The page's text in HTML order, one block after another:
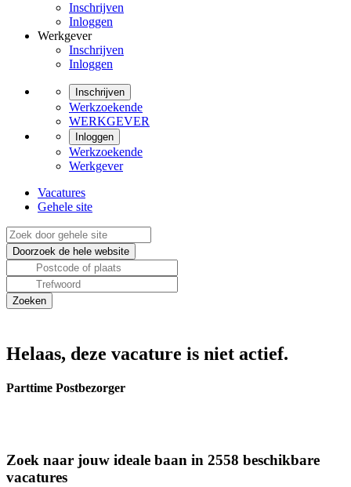
Inschrijven
Inloggen
Werkgever
Inschrijven
Inloggen
Inschrijven
Werkzoekende
WERKGEVER
Inloggen
Werkzoekende
Werkgever
Vacatures
Gehele site
Helaas, deze vacature is niet actief.
Parttime Postbezorger
Zoek naar jouw ideale baan in 2558 beschikbare
vacatures